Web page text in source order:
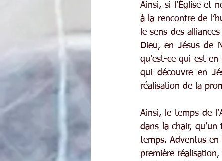
Ainsi, si l’Église et
à la rencontre de
le sens des
Dieu, en Jésus de
qu’est-ce qui est
qui découvre en
réalisation de la
Ainsi, le temps de
dans la chair,
temps. Adventus en
première